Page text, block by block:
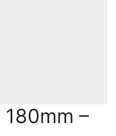
–